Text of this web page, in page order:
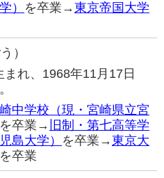
） を卒業→東京帝国大学
）
れ、1968年11月17日
中学校（現・宮崎県立宮
を卒業→ 旧制・第七高等学
島大学） を卒業→東京大
卒業